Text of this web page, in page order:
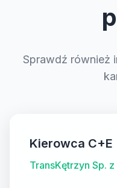
Sprawdź również
Kierowca C+E
TransKętrzyn Sp. z